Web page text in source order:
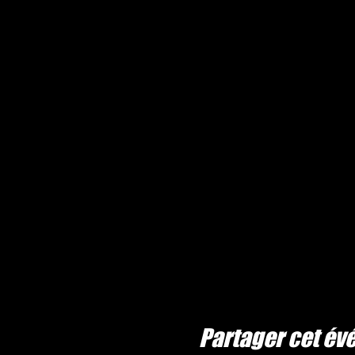
Partager cet